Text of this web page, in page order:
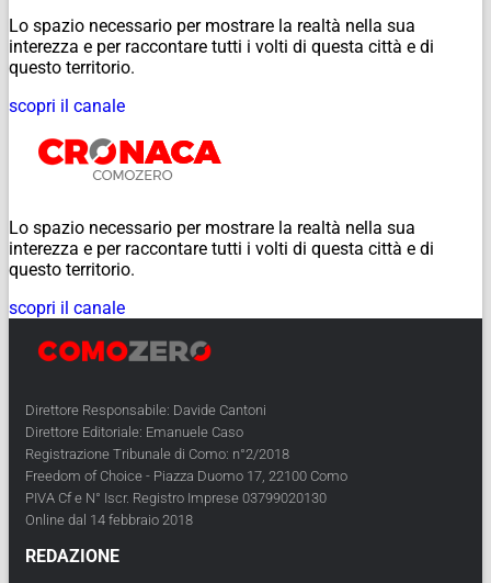
Lo spazio necessario per mostrare la realtà nella sua
interezza e per raccontare tutti i volti di questa città e di
questo territorio.
scopri il canale
Lo spazio necessario per mostrare la realtà nella sua
interezza e per raccontare tutti i volti di questa città e di
questo territorio.
scopri il canale
Direttore Responsabile: Davide Cantoni
Direttore Editoriale: Emanuele Caso
Registrazione Tribunale di Como: n°2/2018
Freedom of Choice - Piazza Duomo 17, 22100 Como
PIVA Cf e N° Iscr. Registro Imprese 03799020130
Online dal 14 febbraio 2018
REDAZIONE